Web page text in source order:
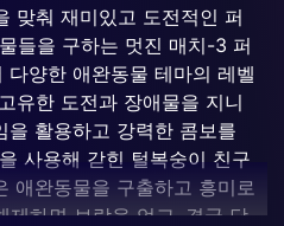
맞춰 재미있고 도전적인 퍼
들을 구하는 멋진 매치-3 퍼
양한 애완동물 테마의 레벨
유한 도전과 장애물을 지니
을 활용하고 강력한 콤보를
사용해 갇힌 털복숭이 친구
애완동물을 구출하고 흥미로
제하면 보람을 얻고, 결국 당